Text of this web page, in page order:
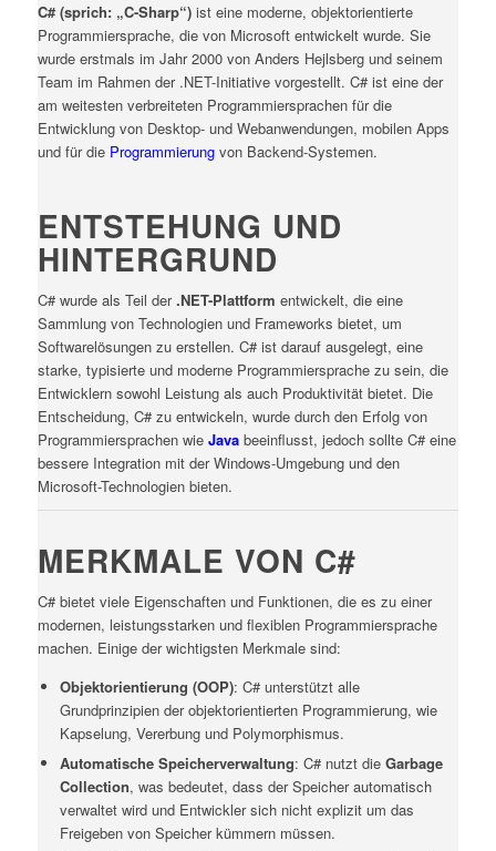
C# (sprich: „C-Sharp“)ist eine moderne, objektorientierte
Programmiersprache, die von Microsoft entwickelt wurde. Sie
wurde erstmals im Jahr 2000 von Anders Hejlsberg und seinem
Team im Rahmen der .NET-Initiative vorgestellt. C# ist eine der
am weitesten verbreiteten Programmiersprachen für die
Entwicklung von Desktop- und Webanwendungen, mobilen Apps
und für die Programmierungvon Backend-Systemen.
ENTSTEHUNG UND
HINTERGRUND
C# wurde als Teil der.NET-Plattform entwickelt, die eine
Sammlung von Technologien und Frameworks bietet, um
Softwarelösungen zu erstellen. C# ist darauf ausgelegt, eine
starke, typisierte und moderne Programmiersprache zu sein, die
Entwicklern sowohl Leistung als auch Produktivität bietet. Die
Entscheidung, C# zu entwickeln, wurde durch den Erfolg von
Programmiersprachen wie Javabeeinflusst, jedoch sollte C# eine
bessere Integration mit der Windows-Umgebung und den
Microsoft-Technologien bieten.
MERKMALE VON C#
C# bietet viele Eigenschaften und Funktionen, die es zu einer
modernen, leistungsstarken und flexiblen Programmiersprache
machen. Einige der wichtigsten Merkmale sind:
Objektorientierung (OOP): C# unterstützt alle
Grundprinzipien der objektorientierten Programmierung, wie
Kapselung, Vererbung und Polymorphismus.
Automatische Speicherverwaltung: C# nutzt die Garbage
Collection, was bedeutet, dass der Speicher automatisch
verwaltet wird und Entwickler sich nicht explizit um das
Freigeben von Speicher kümmern müssen.